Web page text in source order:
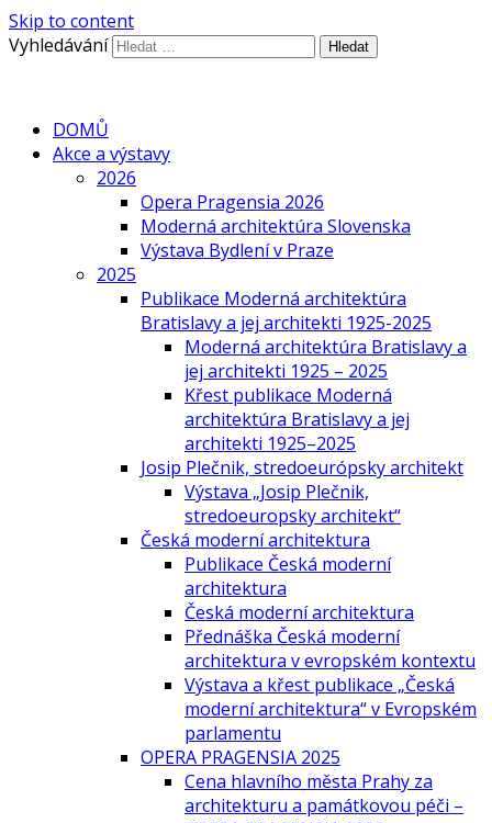
Skip to content
Vyhledávání
DOMŮ
Akce a výstavy
2026
Opera Pragensia 2026
Moderná architektúra Slovenska
Výstava Bydlení v Praze
2025
Publikace Moderná architektúra
Bratislavy a jej architekti 1925-2025
Moderná architektúra Bratislavy a
jej architekti 1925 – 2025
Křest publikace Moderná
architektúra Bratislavy a jej
architekti 1925–2025
Josip Plečnik, stredoeurópsky architekt
Výstava „Josip Plečnik,
stredoeuropsky architekt“
Česká moderní architektura
Publikace Česká moderní
architektura
Česká moderní architektura
Přednáška Česká moderní
architektura v evropském kontextu
Výstava a křest publikace „Česká
moderní architektura“ v Evropském
parlamentu
OPERA PRAGENSIA 2025
Cena hlavního města Prahy za
architekturu a památkovou péči –